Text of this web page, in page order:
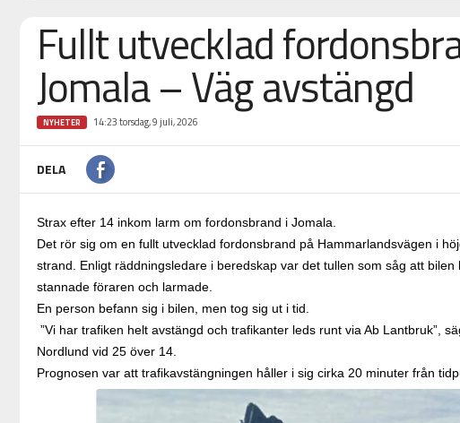
Fullt utvecklad
Jomala – Väg avstängd
NYHETER 14:23 torsdag, 9 juli, 2026
DELA
Strax efter 14 inkom larm om fordonsbrand i Jomala.
Det rör sig om en fullt utvecklad fordonsbrand på Hammarlandsvägen i
strand. Enligt räddningsledare i beredskap var det tullen som såg att bilen
stannade föraren och larmade.
En person befann sig i bilen, men tog sig ut i tid.
”Vi har trafiken helt avstängd och trafikanter leds runt via Ab Lantbruk”,
Nordlund vid 25 över 14.
Prognosen var att trafikavstängningen håller i sig cirka 20 minuter från